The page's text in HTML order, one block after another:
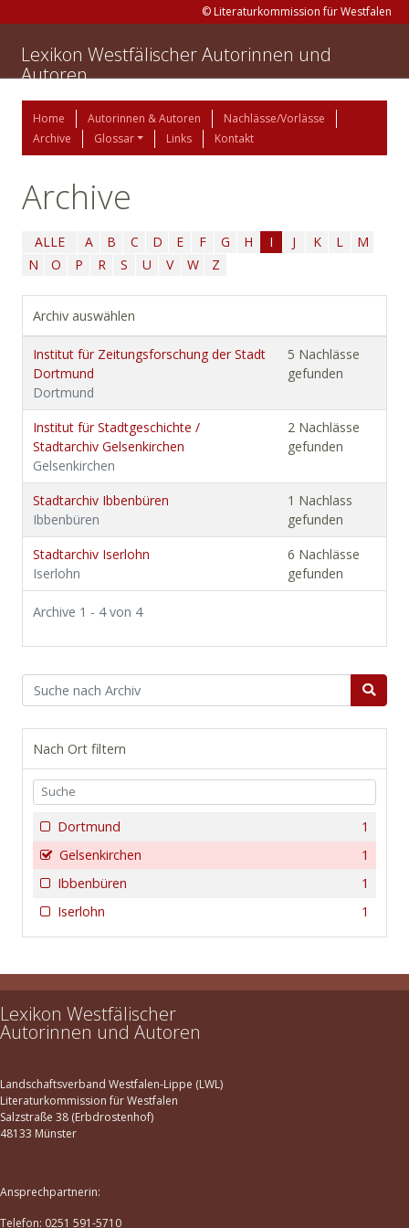
© Literaturkommission für Westfalen
Lexikon Westfälischer Autorinnen und
Autoren
Home Autorinnen & Autoren
Nachlässe/Vorlässe
Archive
Glossar Links Kontakt
Archive
ALLE A B C D E F G H I J K L
M
N
O P R S U V W Z
Archiv auswählen
Institut für Zeitungsforschung der Stadt
Dortmund
Dortmund
5 Nachlässe
gefunden
Institut für Stadtgeschichte /
Stadtarchiv Gelsenkirchen
Gelsenkirchen
2 Nachlässe
gefunden
Stadtarchiv Ibbenbüren
Ibbenbüren
1 Nachlass
gefunden
Stadtarchiv Iserlohn
Iserlohn
6 Nachlässe
gefunden
Archive 1 - 4 von 4
Nach Ort filtern
1
Dortmund
1
Gelsenkirchen
1
Ibbenbüren
1
Iserlohn
Lexikon Westfälischer
Autorinnen und Autoren
Landschaftsverband Westfalen-Lippe (LWL)
Literaturkommission für Westfalen
Salzstraße 38 (Erbdrostenhof)
48133 Münster
Ansprechpartnerin:
Telefon: 0251 591-5710